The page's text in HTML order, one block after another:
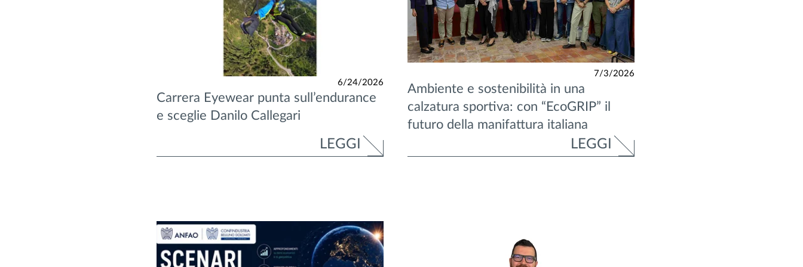
6/24/2026
Carrera Eyewear punta sull’endurance
e sceglie Danilo Callegari
LEGGI
7/3/2026
Ambiente e sostenibilità in una
calzatura sportiva: con “EcoGRIP” il
futuro della manifattura italiana
LEGGI